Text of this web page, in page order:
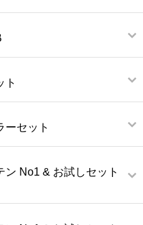
ト
セット
No1 & お試しセット